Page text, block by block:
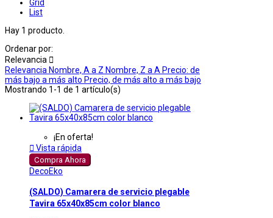
Grid
List
Hay 1 producto.
Ordenar por:
Relevancia 
Relevancia Nombre, A a Z Nombre, Z a A Precio: de
más bajo a más alto Precio, de más alto a más bajo
Mostrando 1-1 de 1 artículo(s)
¡En oferta!
 Vista rápida
Compra Ahora
DecoEko
(SALDO) Camarera de servicio plegable
Tavira 65x40x85cm color blanco